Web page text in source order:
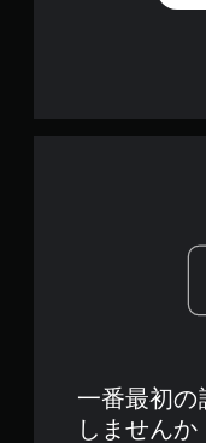
一番最初の
しませんか